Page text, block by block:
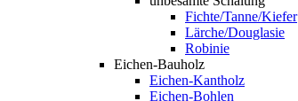
Fichte/Tanne/Kiefer
Lärche/Douglasie
Robinie
Eichen-Bauholz
Eichen-Kantholz
Eichen-Bohlen